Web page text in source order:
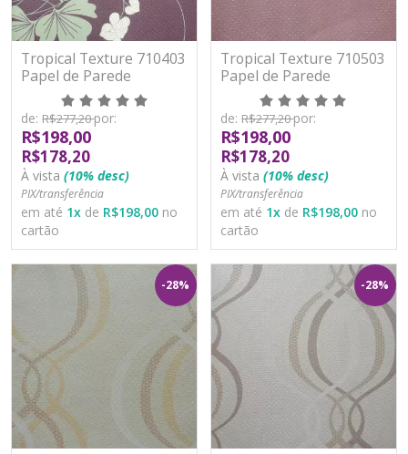
Tropical Texture 710403
Papel de Parede
Moderno Vinílico
Lavável
de: R$277,20por:
R$198,00
R$178,20
À vista (10% desc)
PIX/transferência
em até 1x de R$198,00 no
cartão
Tropical Texture 710503
Papel de Parede
Moderno Vinílico
Lavável
de: R$277,20por:
R$198,00
R$178,20
À vista (10% desc)
PIX/transferência
em até 1x de R$198,00 no
cartão
-28% -28%